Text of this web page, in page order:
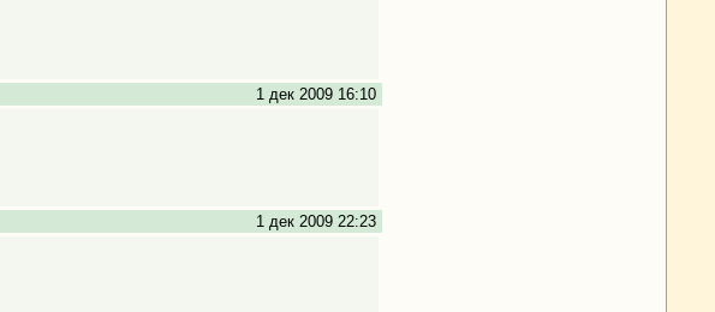
1 дек 2009 16:10
1 дек 2009 22:23